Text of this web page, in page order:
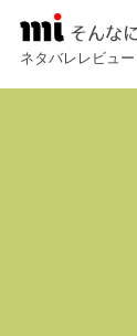
そんな
ネタバレレビュ